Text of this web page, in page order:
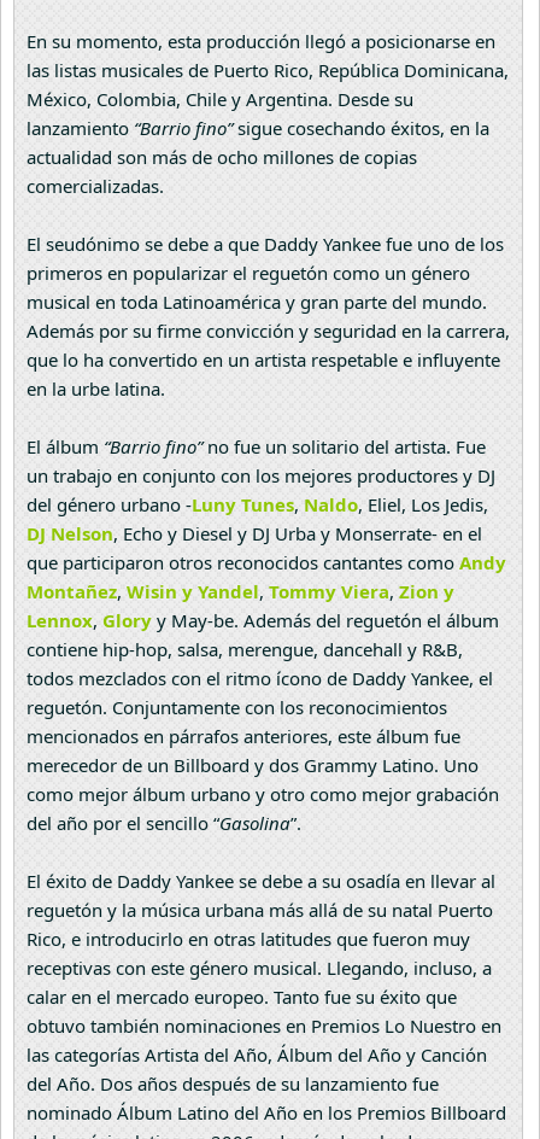
En su momento, esta producción llegó a posicionarse en
las listas musicales de Puerto Rico, República Dominicana,
México, Colombia, Chile y Argentina. Desde su
lanzamiento “Barrio fino”sigue cosechando éxitos, en la
actualidad son más de ocho millones de copias
comercializadas.
El seudónimo se debe a que Daddy Yankee fue uno de los
primeros en popularizar el reguetón como un género
musical en toda Latinoamérica y gran parte del mundo.
Además por su firme convicción y seguridad en la carrera,
que lo ha convertido en un artista respetable e influyente
en la urbe latina.
El álbum “Barrio fino”no fue un solitario del artista. Fue
un trabajo en conjunto con los mejores productores y DJ
del género urbano -Luny Tunes, Naldo, Eliel, Los Jedis,
DJ Nelson, Echo y Diesel y DJ Urba y Monserrate- en el
que participaron otros reconocidos cantantes como Andy
Montañez, Wisin y Yandel, Tommy Viera, Zion y
Lennox, Glory y May-be. Además del reguetón el álbum
contiene hip-hop, salsa, merengue, dancehall y R&B,
todos mezclados con el ritmo ícono de Daddy Yankee, el
reguetón. Conjuntamente con los reconocimientos
mencionados en párrafos anteriores, este álbum fue
merecedor de un Billboard y dos Grammy Latino. Uno
como mejor álbum urbano y otro como mejor grabación
del año por el sencillo “Gasolina”.
El éxito de Daddy Yankee se debe a su osadía en llevar al
reguetón y la música urbana más allá de su natal Puerto
Rico, e introducirlo en otras latitudes que fueron muy
receptivas con este género musical. Llegando, incluso, a
calar en el mercado europeo. Tanto fue su éxito que
obtuvo también nominaciones en Premios Lo Nuestro en
las categorías Artista del Año, Álbum del Año y Canción
del Año. Dos años después de su lanzamiento fue
nominado Álbum Latino del Año en los Premios Billboard